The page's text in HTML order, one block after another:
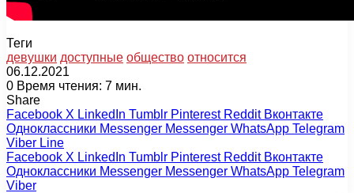
Теги
девушки доступные общество относится
06.12.2021
0 Время чтения: 7 мин.
Share
Facebook X LinkedIn Tumblr Pinterest Reddit Вконтакте
Одноклассники Messenger Messenger WhatsApp Telegram
Viber Line
Facebook X LinkedIn Tumblr Pinterest Reddit Вконтакте
Одноклассники Messenger Messenger WhatsApp Telegram
Viber